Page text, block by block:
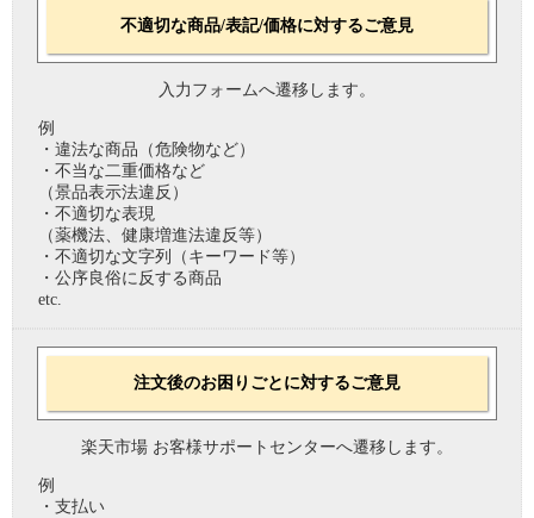
不適切な商品/表記/価格に対するご意見
入力フォームへ遷移します。
例
・違法な商品（危険物など）
・不当な二重価格など
（景品表示法違反）
・不適切な表現
（薬機法、健康増進法違反等）
・不適切な文字列（キーワード等）
・公序良俗に反する商品
etc.
注文後のお困りごとに対するご意見
楽天市場 お客様サポートセンターへ遷移します。
例
・支払い